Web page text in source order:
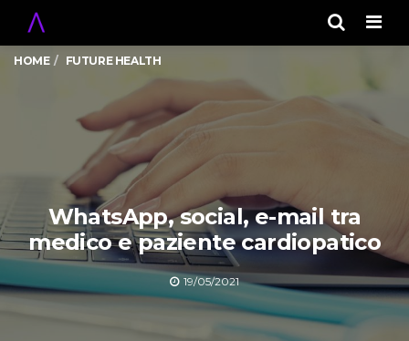
HOME FUTURE HEALTH
WhatsApp, social, e-mail tra
medico e paziente cardiopatico
19/05/2021